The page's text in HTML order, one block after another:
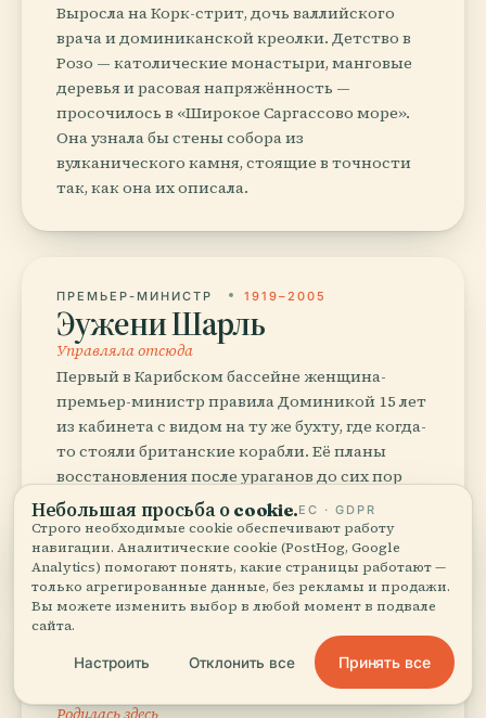
Выросла на Корк-стрит, дочь валлийского
врача и доминиканской креолки. Детство в
Розо — католические монастыри, манговые
деревья и расовая напряжённость —
просочилось в «Широкое Саргассово море».
Она узнала бы стены собора из
вулканического камня, стоящие в точности
так, как она их описала.
ПРЕМЬЕР-МИНИСТР 1919–2005
Эужени Шарль
Управляла отсюда
Первый в Карибском бассейне женщина-
премьер-министр правила Доминикой 15 лет
из кабинета с видом на ту же бухту, где когда-
то стояли британские корабли. Её планы
восстановления после ураганов до сих пор
определяют облик Розо — каждое
укреплённое здание — это её наследие
против следующей Марии.
СПОРТСМЕНКА РОДИЛАСЬ В 1994
Тиа ЛаФон
Родилась здесь
Небольшая просьба о cookie.ЕС · GDPR
Строго необходимые cookie обеспечивают работу
навигации. Аналитические cookie (PostHog, Google
Analytics) помогают понять, какие страницы работают —
только агрегированные данные, без рекламы и продажи.
Вы можете изменить выбор в любой момент в подвале
сайта.
Настроить Отклонить все Принять все